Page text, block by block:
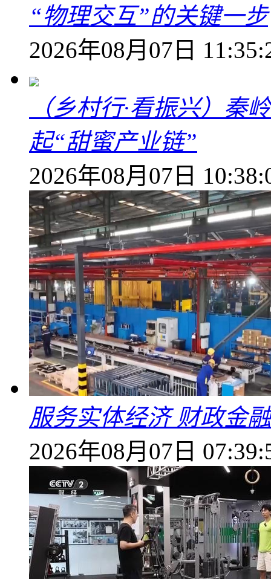
“物理交互”的关键一步
2026年08月07日
（乡村行·看振兴）秦
起“甜蜜产业链”
2026年08月07日
服务实体经济 财政金
2026年08月07日